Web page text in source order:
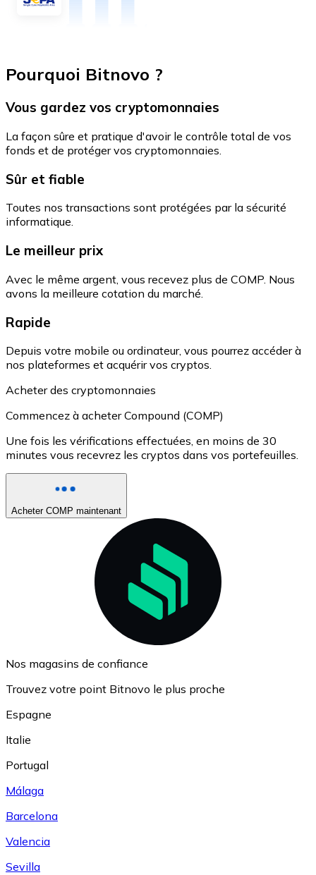
Pourquoi Bitnovo ?
Vous gardez vos cryptomonnaies
La façon sûre et pratique d'avoir le contrôle total de vos
fonds et de protéger vos cryptomonnaies.
Sûr et fiable
Toutes nos transactions sont protégées par la sécurité
informatique.
Le meilleur prix
Avec le même argent, vous recevez plus de COMP. Nous
avons la meilleure cotation du marché.
Rapide
Depuis votre mobile ou ordinateur, vous pourrez accéder à
nos plateformes et acquérir vos cryptos.
Acheter des cryptomonnaies
Commencez à acheter Compound (COMP)
Une fois les vérifications effectuées, en moins de 30
minutes vous recevrez les cryptos dans vos portefeuilles.
Acheter COMP maintenant
Nos magasins de confiance
Trouvez votre point Bitnovo le plus proche
Espagne
Italie
Portugal
Málaga
Barcelona
Valencia
Sevilla